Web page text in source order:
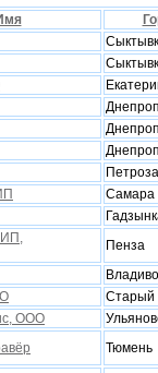
Самара
ИП,
Пенза
Старый
ООО
Тюмень